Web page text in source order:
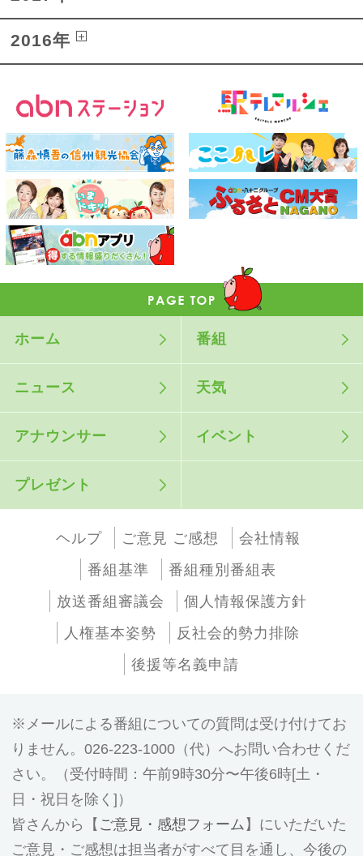
2016年
ホーム 番組
ニュース 天気
アナウンサー イベント
プレゼント
ヘルプ ご意見 ご感想
会社情報
番組基準
番組種別番組表
放送番組審議会
個人情報保護方針
人権基本姿勢
反社会的勢力排除
後援等名義申請
メールによる番組についての質問は受け付けてお
りません。026-223-1000（代）へお問い合わせくだ
さい。（受付時間：午前9時30分〜午後6時[土・
日・祝日を除く]）
皆さんから【 ご意見・感想フォーム 】にいただいた
ご意見・ご感想は担当者がすべて目を通し、今後の